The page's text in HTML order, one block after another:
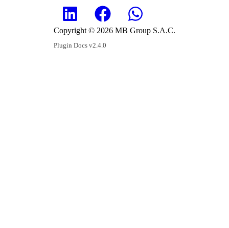
Copyright © 2026 MB Group S.A.C.
Plugin Docs v2.4.0